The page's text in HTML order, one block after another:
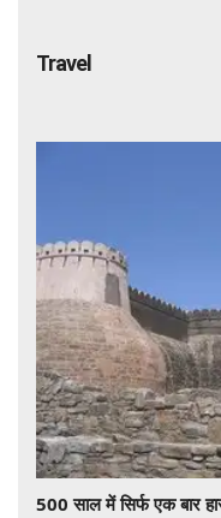
Travel
500 साल में सिर्फ एक बार